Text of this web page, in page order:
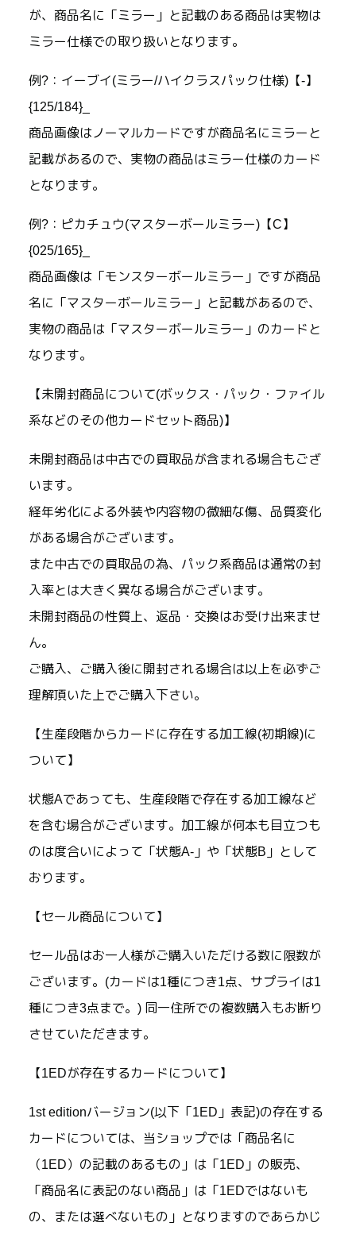
が、商品名に「ミラー」と記載のある商品は実物は
ミラー仕様での取り扱いとなります。
例?：イーブイ(ミラー/ハイクラスパック仕様)【-】
{125/184}_
商品画像はノーマルカードですが商品名にミラーと
記載があるので、実物の商品はミラー仕様のカード
となります。
例?：ピカチュウ(マスターボールミラー)【C】
{025/165}_
商品画像は「モンスターボールミラー」ですが商品
名に「マスターボールミラー」と記載があるので、
実物の商品は「マスターボールミラー」のカードと
なります。
【未開封商品について(ボックス・パック・ファイル
系などのその他カードセット商品)】
未開封商品は中古での買取品が含まれる場合もござ
います。
経年劣化による外装や内容物の微細な傷、品質変化
がある場合がございます。
また中古での買取品の為、パック系商品は通常の封
入率とは大きく異なる場合がございます。
未開封商品の性質上、返品・交換はお受け出来ませ
ん。
ご購入、ご購入後に開封される場合は以上を必ずご
理解頂いた上でご購入下さい。
【生産段階からカードに存在する加工線(初期線)に
ついて】
状態Aであっても、生産段階で存在する加工線など
を含む場合がございます。加工線が何本も目立つも
のは度合いによって「状態A-」や「状態B」として
おります。
【セール商品について】
セール品はお一人様がご購入いただける数に限数が
ございます。(カードは1種につき1点、サプライは1
種につき3点まで。) 同一住所での複数購入もお断り
させていただきます。
【1EDが存在するカードについて】
1st editionバージョン(以下「1ED」表記)の存在する
カードについては、当ショップでは「商品名に
（1ED）の記載のあるもの」は「1ED」の販売、
「商品名に表記のない商品」は「1EDではないも
の、または選べないもの」となりますのであらかじ